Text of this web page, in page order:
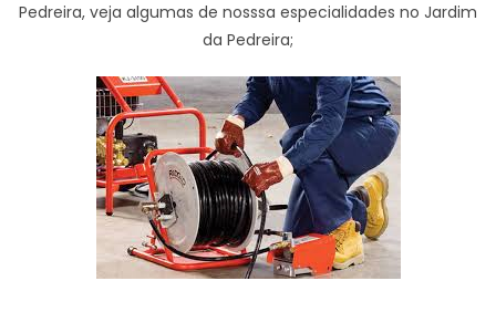
Pedreira, veja algumas de nosssa especialidades no Jardim
da Pedreira;